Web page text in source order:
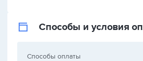
Способы и условия
Способы оплаты